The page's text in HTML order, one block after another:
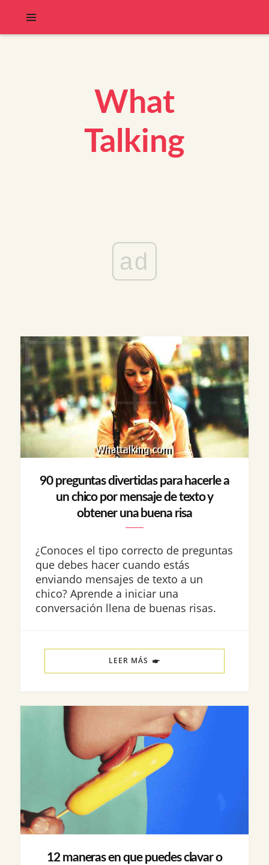
What
Talking
ad
90 preguntas divertidas para hacerle a
un chico por mensaje de texto y
obtener una buena risa
¿Conoces el tipo correcto de preguntas
que debes hacer cuando estás
enviando mensajes de texto a un
chico? Aprende a iniciar una
conversación llena de buenas risas.
LEER MÁS
12 maneras en que puedes clavar o